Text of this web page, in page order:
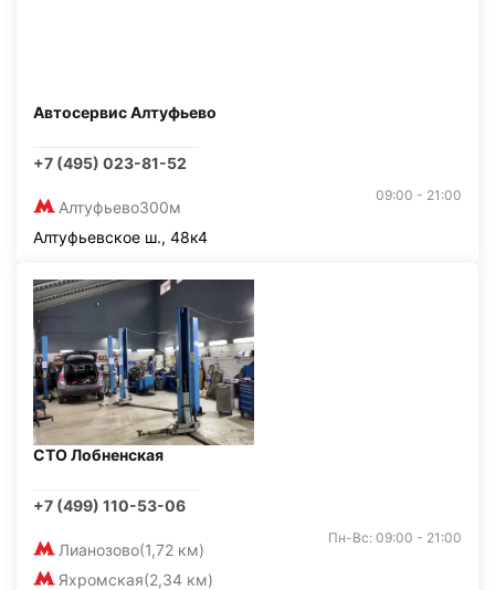
Автосервис Алтуфьево
+7 (495) 023-81-52
Алтуфьево300м
09:00 - 21:00
Алтуфьевское ш., 48к4
СТО Лобненская
+7 (499) 110-53-06
Лианозово(1,72 км)
Яхромская(2,34 км)
Пн-Вс: 09:00 - 21:00